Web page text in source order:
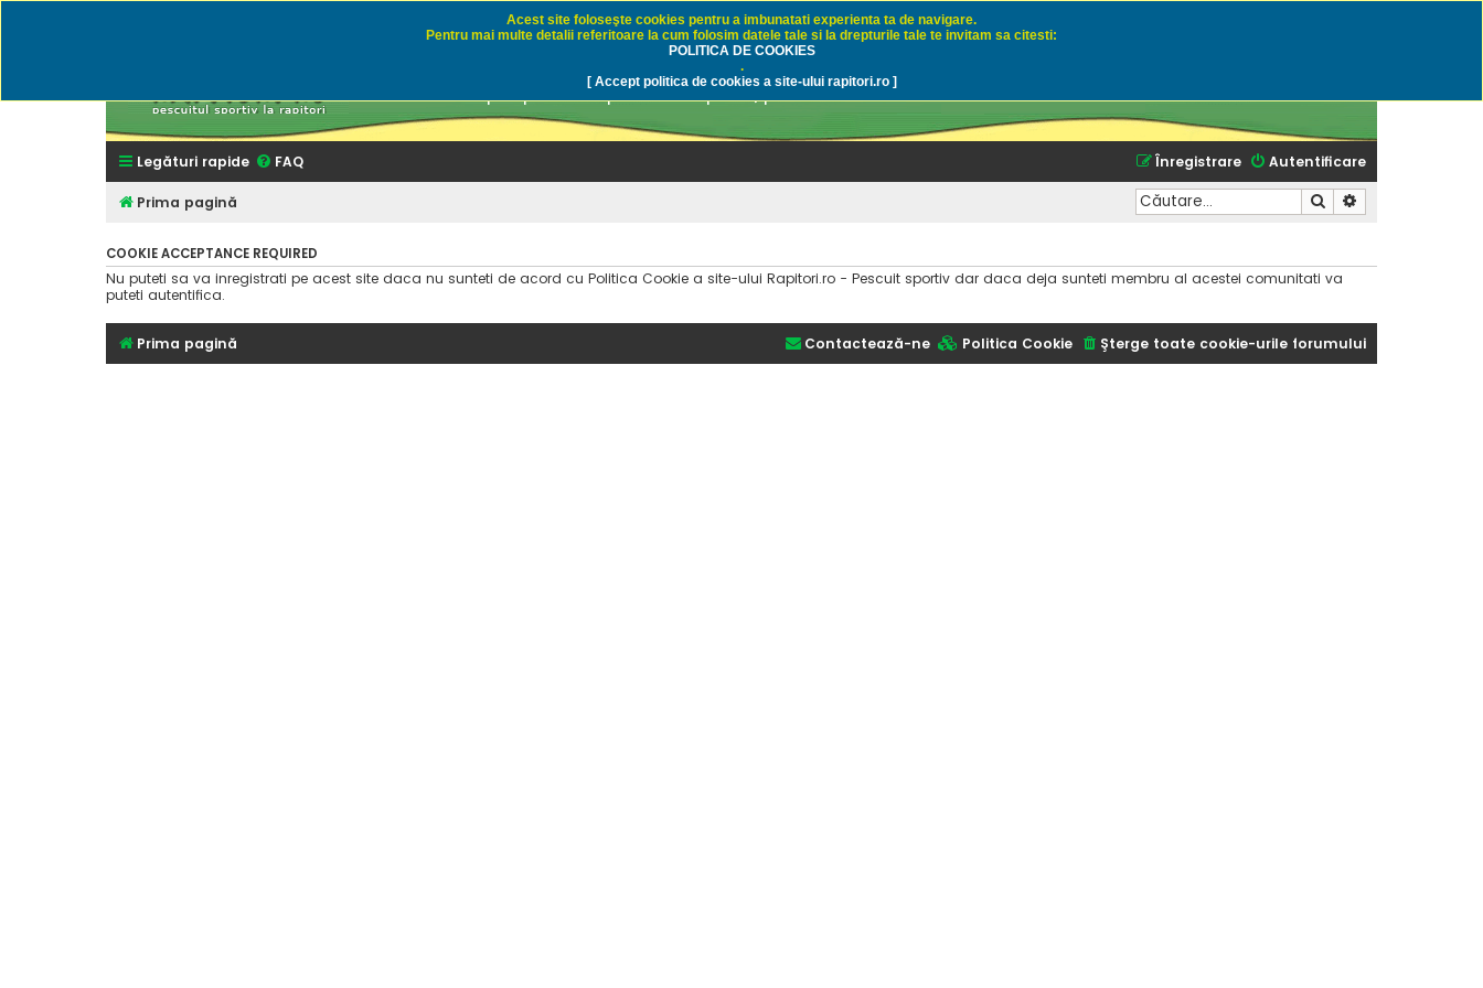
Rapitori.ro - Pescuit sportiv
Discutii despre pescuit sportiv la rapitori, pescuitul cu naluci sau momeli naturale
Legături rapide FAQ Autentificare
Înregistrare
Prima pagină Căutare
COOKIE ACCEPTANCE REQUIRED
Nu puteti sa va inregistrati pe acest site daca nu sunteti de acord cu Politica Cookie a site-ului Rapitori.ro - Pescuit sportiv dar daca deja sunteti membru al acestei comunitati va
puteti autentifica.
Acest site foloseşte cookies pentru a imbunatati experienta ta de navigare.
Pentru mai multe detalii referitoare la cum folosim datele tale si la drepturile tale te invitam sa citesti:
POLITICA DE COOKIES
.
[ Accept politica de cookies a site-ului rapitori.ro ]
Prima pagină Şterge toate cookie-urile forumului
Politica Cookie
Contactează-ne